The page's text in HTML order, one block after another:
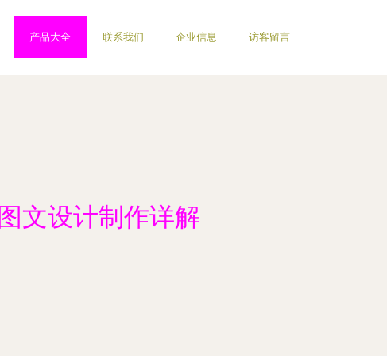
产品大全 联系我们 企业信息 访客留言
文设计制作详解